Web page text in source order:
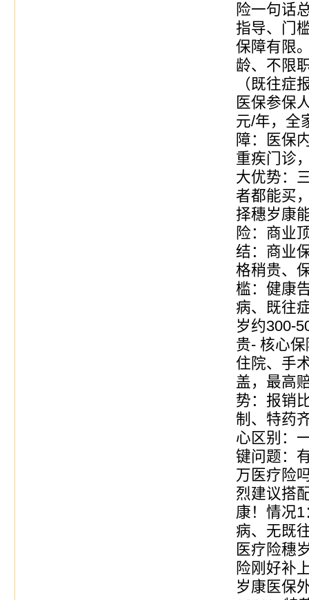
险一句话
指导、门
保障有限
龄、不限
（既往症
医保参保
元/年，全
障：医保
重疾门诊
大优势：
者都能买
择穗岁康
险：商业
结：商业
格稍贵、
槛：健康
病、既往
岁约300-
贵- 核心
住院、手
盖，最高
势：报销
制、特药
心区别：
键问题：
万医疗险
烈建议搭
康！情况
病、无既
医疗险穗
险刚好补
岁康医保